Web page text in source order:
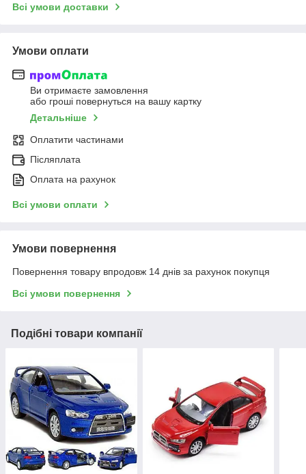
Всі умови доставки
Умови оплати
Ви отримаєте замовлення
або гроші повернуться на вашу картку
Детальніше
Оплатити частинами
Післяплата
Оплата на рахунок
Всі умови оплати
Умови повернення
Повернення товару впродовж 14 днів за рахунок покупця
Всі умови повернення
Подібні товари компанії